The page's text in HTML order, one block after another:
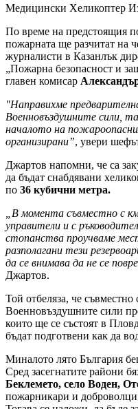
Медицински Хеликоптер
По време на предстоящия
пожарната ще разчитат на
журналисти в Казанлък
„Пожарна безопасност и
главен комисар
"Направихме
Военновъздушните сили,
началото на
организирани”, увери
Джартов напомни, че са
да бъдат снабдявани
по 36 кубични метра.
„В момента съвместно с
управители и с
стопанства проучваме
разполагани тези
да се внимава да не се
Джартов.
Той отбеляза, че
Военновъздушните сили
които ще се състоят в
бъдат подготвени как да
Миналото лято България
Сред засегнатите райони
Беклемето, село Воден,
пожарникари и